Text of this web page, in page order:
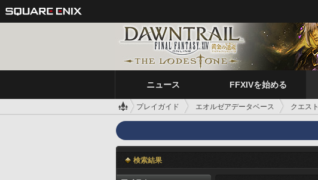
ニュース FFXIVを始める
プレイガイド エオルゼアデータベース クエスト
検索結果